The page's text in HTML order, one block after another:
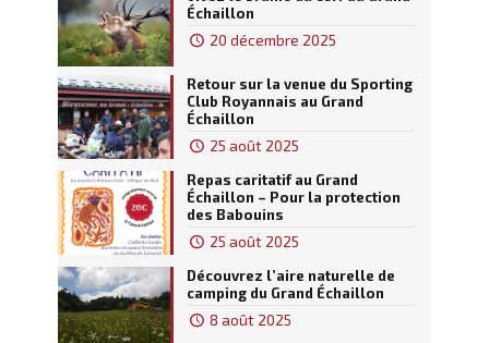
Échaillon
20 décembre 2025
Retour sur la venue du Sporting
Club Royannais au Grand
Échaillon
25 août 2025
Repas caritatif au Grand
Échaillon – Pour la protection
des Babouins
25 août 2025
Découvrez l’aire naturelle de
camping du Grand Échaillon
8 août 2025